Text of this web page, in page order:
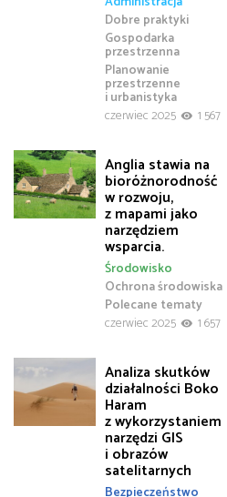
Dobre praktyki
Gospodarka
przestrzenna
Planowanie
przestrzenne
i urbanistyka
czerwiec 2025
1 567
Anglia stawia na
bioróżnorodność
w rozwoju,
z mapami jako
narzędziem
wsparcia.
Ochrona środowiska
Polecane tematy
Środowisko
czerwiec 2025 1 657
Analiza skutków
działalności Boko
Haram
z wykorzystaniem
narzędzi GIS
i obrazów
satelitarnych
Bezpieczeństwo